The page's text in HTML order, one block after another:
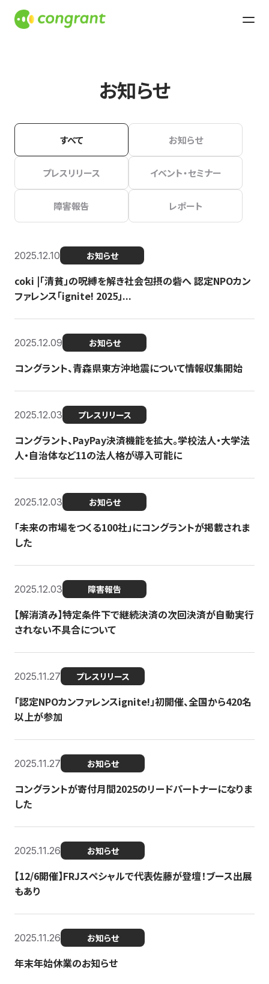
お知らせ
すべて お知らせ
プレスリリース イベント・セミナー
障害報告 レポート
2025.12.10 お知らせ
coki |「清貧」の呪縛を解き社会包摂の砦へ 認定NPOカン
ファレンス「ignite! 2025」...
2025.12.09 お知らせ
コングラント、青森県東方沖地震について情報収集開始
2025.12.03 プレスリリース
コングラント、PayPay決済機能を拡大。学校法人・大学法
人・自治体など11の法人格が導入可能に
2025.12.03 お知らせ
「未来の市場をつくる100社」にコングラントが掲載されま
した
2025.12.03 障害報告
【解消済み】特定条件下で継続決済の次回決済が自動実行
されない不具合について
2025.11.27 プレスリリース
「認定NPOカンファレンスignite!」初開催、全国から420名
以上が参加
2025.11.27 お知らせ
コングラントが寄付月間2025のリードパートナーになりま
した
2025.11.26 お知らせ
【12/6開催】FRJスペシャルで代表佐藤が登壇！ブース出展
もあり
2025.11.26 お知らせ
年末年始休業のお知らせ